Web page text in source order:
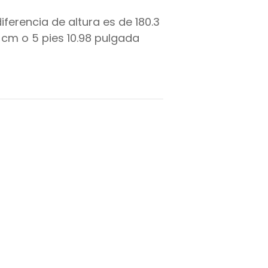
de altura es de180.3
cm o 5 pies 10.98 pulgada